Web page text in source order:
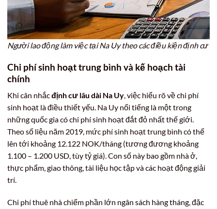
Người lao động làm việc tại Na Uy theo các điều kiện định cư
Chi phí sinh hoạt trung bình và kế hoạch tài
chính
Khi cân nhắcđịnh cư lâu dài Na Uy, việc hiểu rõ về chi phí
sinh hoạt là điều thiết yếu. Na Uy nổi tiếng là một trong
những quốc gia có chi phí sinh hoạt đắt đỏ nhất thế giới.
Theo số liệu năm 2019, mức phí sinh hoạt trung bình có thể
lên tới khoảng 12.122 NOK/tháng (tương đương khoảng
1.100 – 1.200 USD, tùy tỷ giá). Con số này bao gồm nhà ở,
thực phẩm, giao thông, tài liệu học tập và các hoạt động giải
trí.
Chi phí thuê nhà chiếm phần lớn ngân sách hàng tháng, đặc